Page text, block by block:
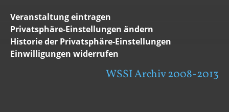
Veranstaltung eintragen
Privatsphäre-Einstellungen ändern
Historie der Privatsphäre-Einstellungen
Einwilligungen widerrufen
WSSI Archiv 2008-2013